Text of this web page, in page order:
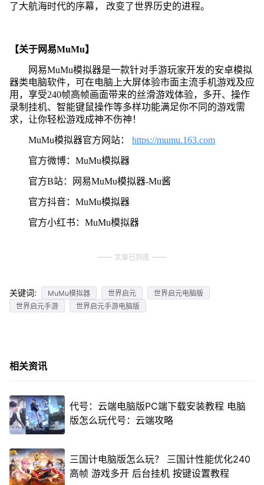
了大航海时代的序幕， 改变了世界历史的进程。
【关于网易MuMu】
网易MuMu模拟器是一款针对手游玩家开发的安卓模拟
器类电脑软件，可在电脑上大屏体验市面主流手机游戏及应
用，享受240帧高帧画面带来的丝滑游戏体验，多开、操作
录制挂机、智能键鼠操作等多样功能满足你不同的游戏需
求，让你轻松游戏成神不伤神！
MuMu模拟器官方网站： https://mumu.163.com
官方微博：MuMu模拟器
官方B站：网易MuMu模拟器-Mu酱
官方抖音：MuMu模拟器
官方小红书：MuMu模拟器
文章已到底
关键词: MuMu模拟器 世界启元
世界启元电脑版
世界启元手游
世界启元手游电脑版
相关资讯
代号：云端电脑版PC端下载安装教程 电脑
版怎么玩代号：云端攻略
三国计电脑版怎么玩？ 三国计性能优化240
高帧 游戏多开 后台挂机 按键设置教程